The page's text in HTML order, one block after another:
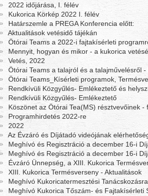
2022 időjárása, I. félév
Kukorica Körkép 2022 I. félév
Határszemle a PREGA Konferencia előtt:
Aktualitások vetésidő tájékán
Ötórai Teams a 2022-i fajtakísérleti
Mennyit, hogyan és mikor - a kukorica
Vetés, 2022
Ötórai Teams a talajról és a talajművelésről
Ötórai Teams_Kísérleti programok,
Rendkívüli Közgyűlés- Emlékeztető és
Rendkívüli Közgyűlés- Emlékeztető
Köszönet az Ötórai Tea(MS) résztvevőinek -
Programhirdetés 2022-re
2022
Az Évzáró és Díjátadó videójának
Meghívó és Regisztráció a december 16-i
Meghívó és Regisztráció a december 16-i
Évzáró Ünnepség, a XIII. Kukorica
XIII. Kukorica Termésverseny - Aktualitások
Meghívó Kukoricatermesztési
Meghívó Kukorica Tőszám- és Fajtakísérleti